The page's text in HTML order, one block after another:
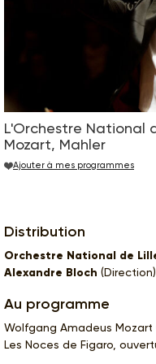
L'Orchestre National
Mozart, Mahler
Ajouter à mes programmes
Distribution
Orchestre National de
Alexandre Bloch (Direction)
Au programme
Wolfgang Amadeus Mozart
Les Noces de Figaro,